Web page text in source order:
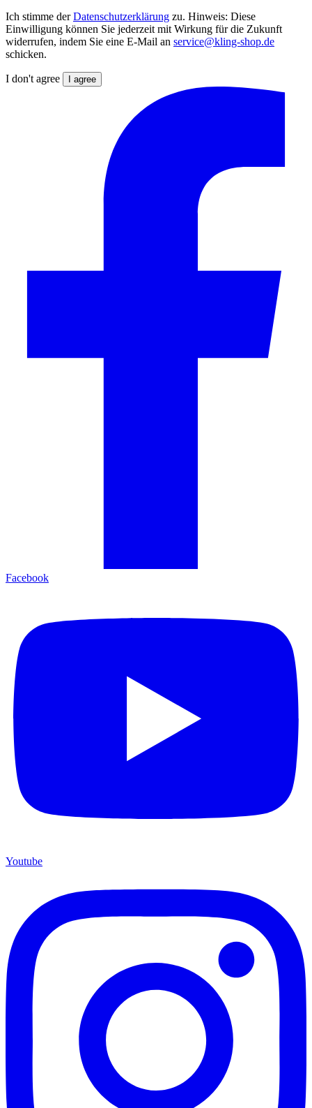
Ich stimme derDatenschutzerklärung zu. Hinweis: Diese
Einwilligung können Sie jederzeit mit Wirkung für die Zukunft
widerrufen, indem Sie eine E-Mail an service@kling-shop.de
schicken.
I don't agree I agree
Facebook
Youtube